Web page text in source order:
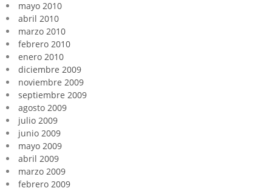
mayo 2010
abril 2010
marzo 2010
febrero 2010
enero 2010
diciembre 2009
noviembre 2009
septiembre 2009
agosto 2009
julio 2009
junio 2009
mayo 2009
abril 2009
marzo 2009
febrero 2009